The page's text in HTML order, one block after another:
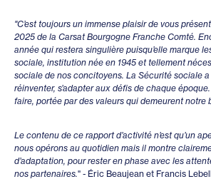
"C’est toujours un immense plaisir de vous
2025 de la Carsat Bourgogne Franche Comté.
année qui restera singulière puisqu’elle marque
sociale, institution née en 1945 et tellement
sociale de nos concitoyens. La Sécurité sociale a
réinventer, s’adapter aux défis de chaque
faire, portée par des valeurs qui demeurent notre
Le contenu de ce rapport d’activité n’est qu’un
nous opérons au quotidien mais il montre
d’adaptation, pour rester en phase avec les
nos partenaires." - Éric Beaujean et Francis